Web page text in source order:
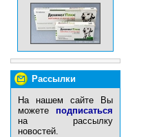
Рассылки
На нашем сайте Вы
можете подписаться
на рассылку
новостей.